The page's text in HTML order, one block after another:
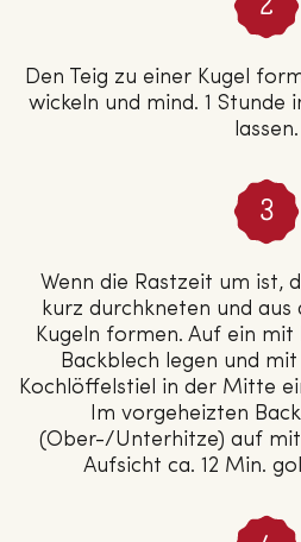
Den Teig zu einer Kugel
wickeln und mind. 1 Stunde
lassen.
Wenn die Rastzeit um ist,
kurz durchkneten und aus
Kugeln formen. Auf ein
Backblech legen und
Kochlöffelstiel in der Mitte
Im vorgeheizten
(Ober-/Unterhitze) auf
Aufsicht ca. 12 Min.